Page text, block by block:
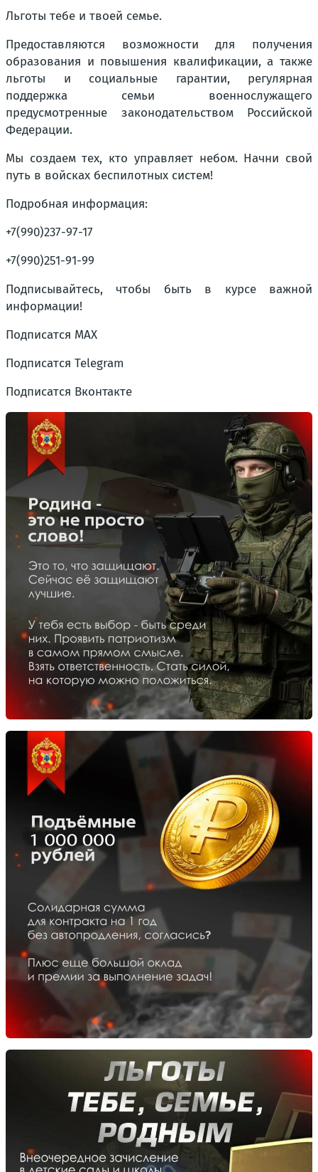
Льготы тебе и твоей семье.
Предоставляются возможности для получения
образования и повышения квалификации, а также
льготы и социальные гарантии, регулярная
поддержка семьи военнослужащего
предусмотренные законодательством Российской
Федерации.
Мы создаем тех, кто управляет небом. Начни свой
путь в войсках беспилотных систем!
Подробная информация:
+7(990)237-97-17
+7(990)251-91-99
Подписывайтесь, чтобы быть в курсе важной
информации!
Подписатся МАХ
Подписатся Telegram
Подписатся Вконтакте